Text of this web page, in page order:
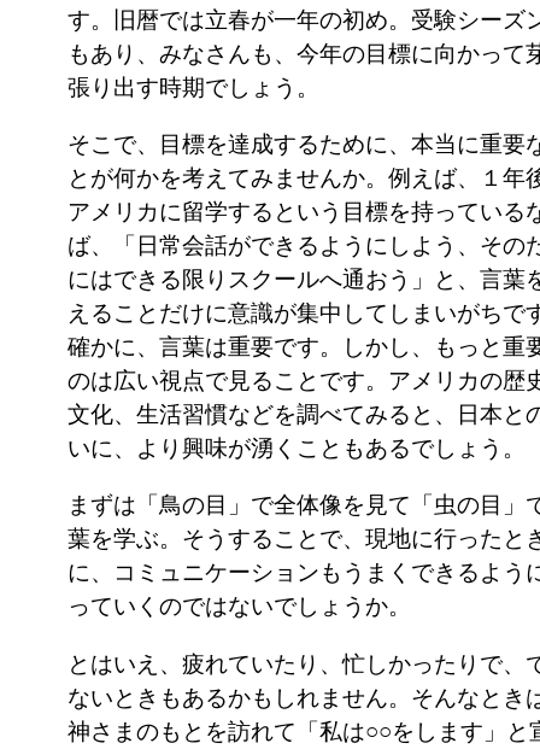
す。旧暦では立春が一年の初め。受験シーズ
もあり、みなさんも、今年の目標に向かって
張り出す時期でしょう。
そこで、目標を達成するために、本当に重要
とが何かを考えてみませんか。例えば、１年
アメリカに留学するという目標を持っている
ば、「日常会話ができるようにしよう、その
にはできる限りスクールへ通おう」と、言葉
えることだけに意識が集中してしまいがちで
確かに、言葉は重要です。しかし、もっと重
のは広い視点で見ることです。アメリカの歴
文化、生活習慣などを調べてみると、日本と
いに、より興味が湧くこともあるでしょう。
まずは「鳥の目」で全体像を見て「虫の目」
葉を学ぶ。そうすることで、現地に行ったと
に、コミュニケーションもうまくできるよう
っていくのではないでしょうか。
とはいえ、疲れていたり、忙しかったりで、
ないときもあるかもしれません。そんなとき
神さまのもとを訪れて「私は○○をします」と